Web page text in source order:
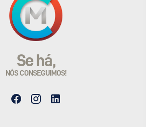
Se há,
NÓS CONSEGUIMOS!